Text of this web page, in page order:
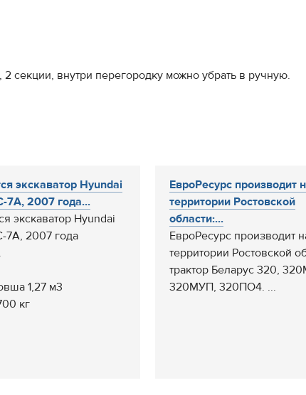
секции, внутри перегородку можно убрать в ручную.
экскаватор Hyundai
7A, 2007 года...
экскаватор Hyundai
7A, 2007 года
1,27 м3
кг
ЕвроРесурс производит
территории Ростовской
области:...
ЕвроРесурс производит
территории Ростовской
трактор Беларус 320,
320МУП, 320ПО4. ...